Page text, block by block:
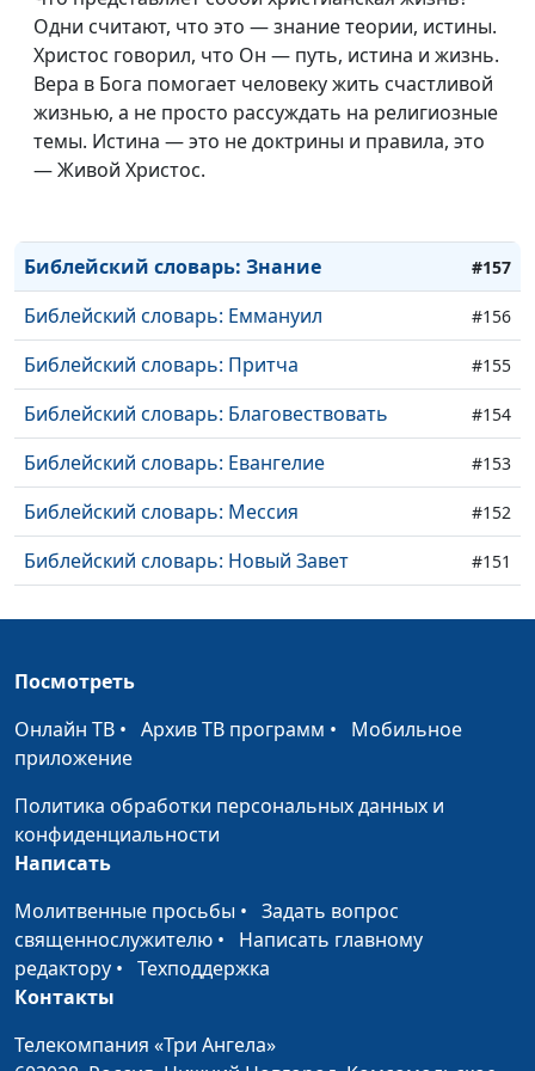
Одни считают, что это — знание теории, истины.
Христос говорил, что Он — путь, истина и жизнь.
Вера в Бога помогает человеку жить счастливой
жизнью, а не просто рассуждать на религиозные
темы. Истина — это не доктрины и правила, это
— Живой Христос.
Библейский словарь: Пост #162
Библейский словарь: Крещение #161
Библейский словарь: Волхв #160
Библейский словарь: Истина
Библейский словарь: Знание #157
Библейский словарь: Еммануил #156
Библейский словарь: Притча #155
Библейский словарь: Благовествовать #154
Библейский словарь: Евангелие #153
Библейский словарь: Мессия #152
Библейский словарь: Новый Завет #151
Библейский словарь: Прелюбодеяние
Библейский словарь: Волшебство
Библейский словарь: Мерзость
Библейский словарь: Война
Библейский словарь: Города-убежища
Библейский словарь: Ближний
Библейский словарь: Благоволение Божье
Посмотреть
Онлайн ТВ • Архив ТВ программ • Мобильное
приложение
Политика обработки персональных данных и
конфиденциальности
Написать
Молитвенные просьбы • Задать вопрос
священнослужителю • Написать главному
редактору • Техподдержка
Контакты
Телекомпания «Три Ангела»